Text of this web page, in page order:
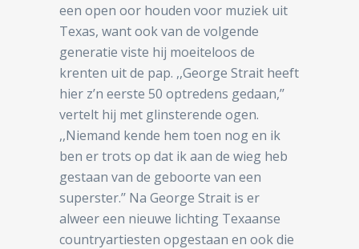
een open oor houden voor muziek uit
Texas, want ook van de volgende
generatie viste hij moeiteloos de
krenten uit de pap. ,,George Strait heeft
hier z’n eerste 50 optredens gedaan,’’
vertelt hij met glinsterende ogen.
,,Niemand kende hem toen nog en ik
ben er trots op dat ik aan de wieg heb
gestaan van de geboorte van een
superster.’’ Na George Strait is er
alweer een nieuwe lichting Texaanse
countryartiesten opgestaan en ook die